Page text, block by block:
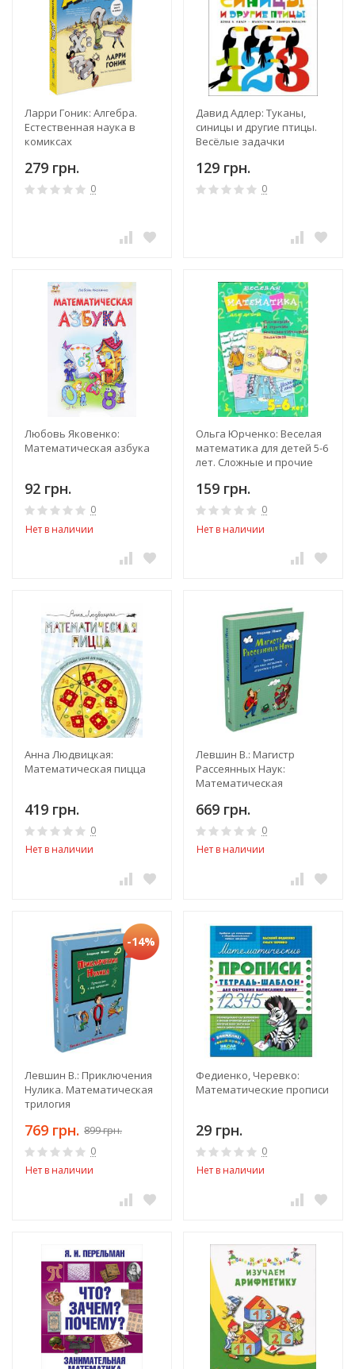
Ларри Гоник: Алгебра.
Естественная наука в
комиксах
279 грн.
0
Давид Адлер: Туканы,
синицы и другие птицы.
Весёлые задачки
129 грн.
0
Любовь Яковенко:
Математическая азбука
92 грн.
0
Нет в наличии
Ольга Юрченко: Веселая
математика для детей 5-6
лет. Сложные и прочие
159 грн.
0
Нет в наличии
Анна Людвицкая:
Математическая пицца
419 грн.
0
Нет в наличии
Левшин В.: Магистр
Рассеянных Наук:
Математическая
669 грн.
0
Нет в наличии
-14%
Левшин В.: Приключения
Нулика. Математическая
трилогия
769 грн. 899 грн.
0
Нет в наличии
Федиенко, Черевко:
Математические прописи
29 грн.
0
Нет в наличии